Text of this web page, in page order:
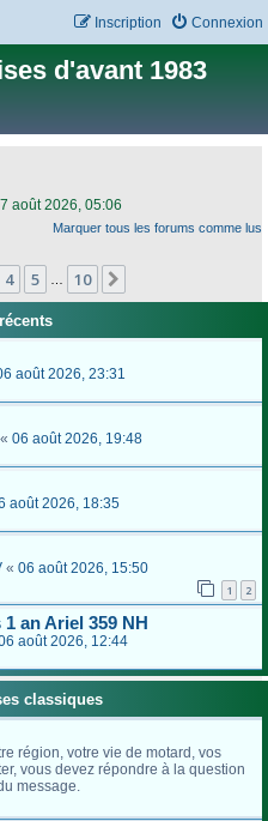
Connexion
Inscription
d'avant 1983
août 2026, 05:06
Marquer tous les forums comme lus
4 5 10
août 2026, 23:31
« 06 août 2026, 19:48
août 2026, 18:35
« 06 août 2026, 15:50
1 2
an Ariel 359 NH
août 2026, 12:44
classiques
région, votre vie de motard, vos
vous devez répondre à la question
message.